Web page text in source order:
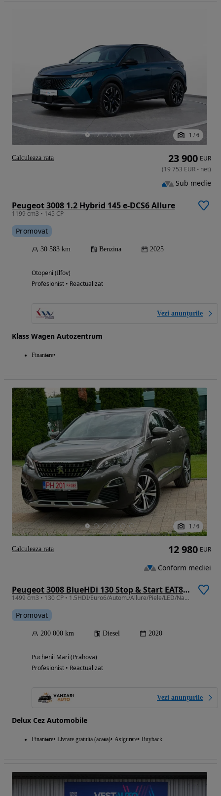
1 / 6
Peugeot 3008 1.2 Hybrid 145 e-DCS6 Allure
1199 cm3 • 145 CP
Promovat
30 583 km Benzina 2025
Otopeni (Ilfov)
Profesionist • Reactualizat
Vezi anunțurile
Klass Wagen Autozentrum
Finantare
23 900 EUR
(19 753 EUR- net)
Sub medie
Calculeaza rata
1 / 6
Peugeot 3008 BlueHDi 130 Stop & Start EAT8 Allure
1499 cm3 • 130 CP • 1.5HDI/Euro6/Autom./Allure/Piele/LED/Navi/Camera
Promovat
200 000 km Diesel 2020
Puchenii Mari (Prahova)
Profesionist • Reactualizat
Vezi anunțurile
Delux Cez Automobile
Finantare Livrare gratuita (acasa) Asigurare Buyback
12 980 EUR
Conform mediei
Calculeaza rata